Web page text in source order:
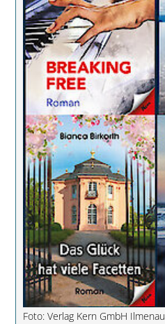
Foto: Verlag Kern GmbH Ilmenau